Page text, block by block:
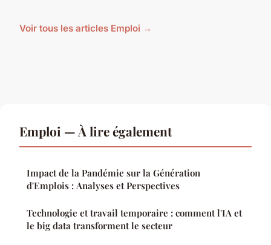
Voir tous les articles Emploi →
Emploi — À lire également
Impact de la Pandémie sur la Génération
d'Emplois : Analyses et Perspectives
Technologie et travail temporaire : comment l'IA et
le big data transforment le secteur